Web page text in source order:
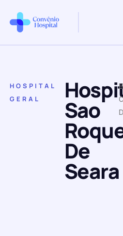
HOSPITAL
GERAL
Sao
De
Seara